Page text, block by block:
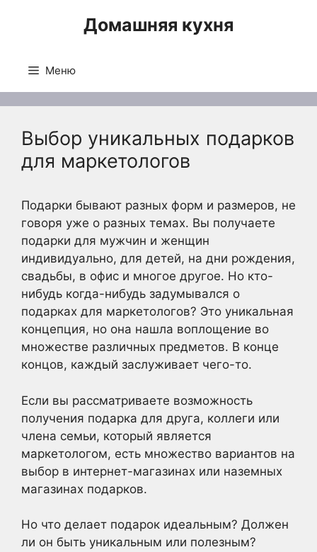
Домашняя кухня
Меню
Выбор уникальных подарков
для маркетологов
Подарки бывают разных форм и размеров, не
говоря уже о разных темах. Вы получаете
подарки для мужчин и женщин
индивидуально, для детей, на дни рождения,
свадьбы, в офис и многое другое. Но кто-
нибудь когда-нибудь задумывался о
подарках для маркетологов? Это уникальная
концепция, но она нашла воплощение во
множестве различных предметов. В конце
концов, каждый заслуживает чего-то.
Если вы рассматриваете возможность
получения подарка для друга, коллеги или
члена семьи, который является
маркетологом, есть множество вариантов на
выбор в интернет-магазинах или наземных
магазинах подарков.
Но что делает подарок идеальным? Должен
ли он быть уникальным или полезным?